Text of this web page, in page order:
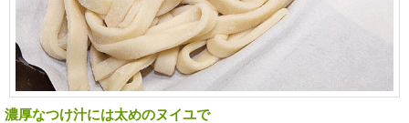
濃厚なつけ汁には太めのヌイユで